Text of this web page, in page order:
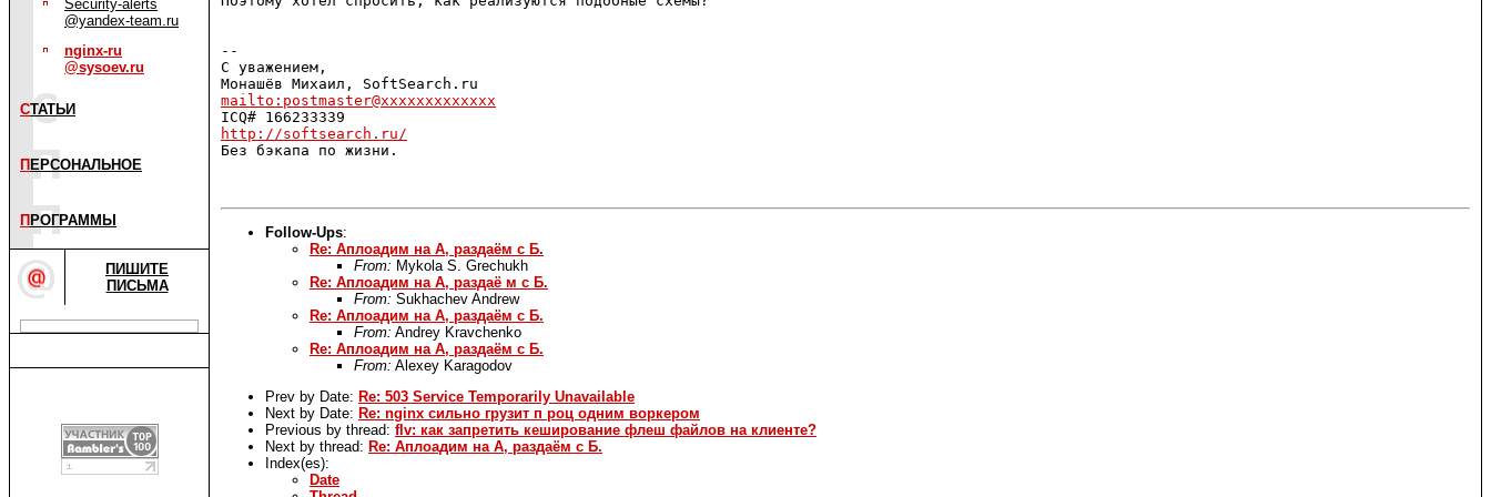
Security-alerts
@yandex-team.ru
nginx-ru
@sysoev.ru
СТАТЬИ
П ЕРСОНАЛЬНОЕ
П РОГРАММЫ
ПИШИТЕ
ПИСЬМА
--
С уважением,
mailto:postmaster@xxxxxxxxxxxxx
http://softsearch.ru/
Без бэкапа по жизни.
Follow-Ups:
Re: Аплоадим на A, раздаём с Б.
From: Mykola S. Grechukh
Re: Аплоадим на A, раздаё м с Б.
From: Sukhachev Andrew
Re: Аплоадим на A, раздаём с Б.
From: Andrey Kravchenko
Re: Аплоадим на A, раздаём с Б.
From: Alexey Karagodov
Prev by Date: Re: 503 Service Temporarily Unavailable
Next by Date: Re: nginx сильно грузит п роц одним воркером
Previous by thread: flv: как запретить кеширование флеш файлов на клиенте?
Next by thread: Re: Аплоадим на A, раздаём с Б.
Index(es):
Date